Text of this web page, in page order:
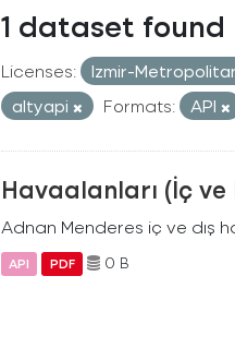
1 dataset found
Licenses: Izmir-
altyapi
Formats: API
Havaalanları (İç ve
Adnan Menderes iç ve dış
API PDF 0 B